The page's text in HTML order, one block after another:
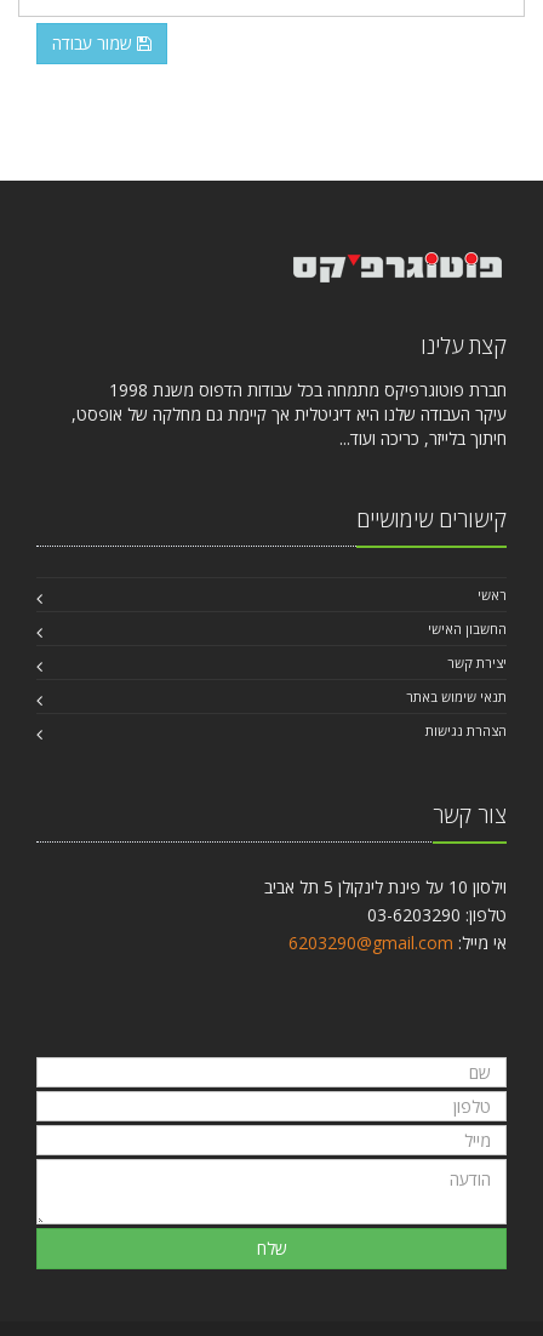
שמור עבודה
קצת עלינו
חברת פוטוגרפיקס מתמחה בכל עבודות הדפוס משנת 1998
עיקר העבודה שלנו היא דיגיטלית אך קיימת גם מחלקה של אופסט,
חיתוך בלייזר, כריכה ועוד...
קישורים שימושיים
ראשי
החשבון האישי
יצירת קשר
תנאי שימוש באתר
הצהרת נגישות
צור קשר
וילסון 10 על פינת לינקולן 5 תל אביב
טלפון: 03-6203290
אי מייל: 6203290@gmail.com